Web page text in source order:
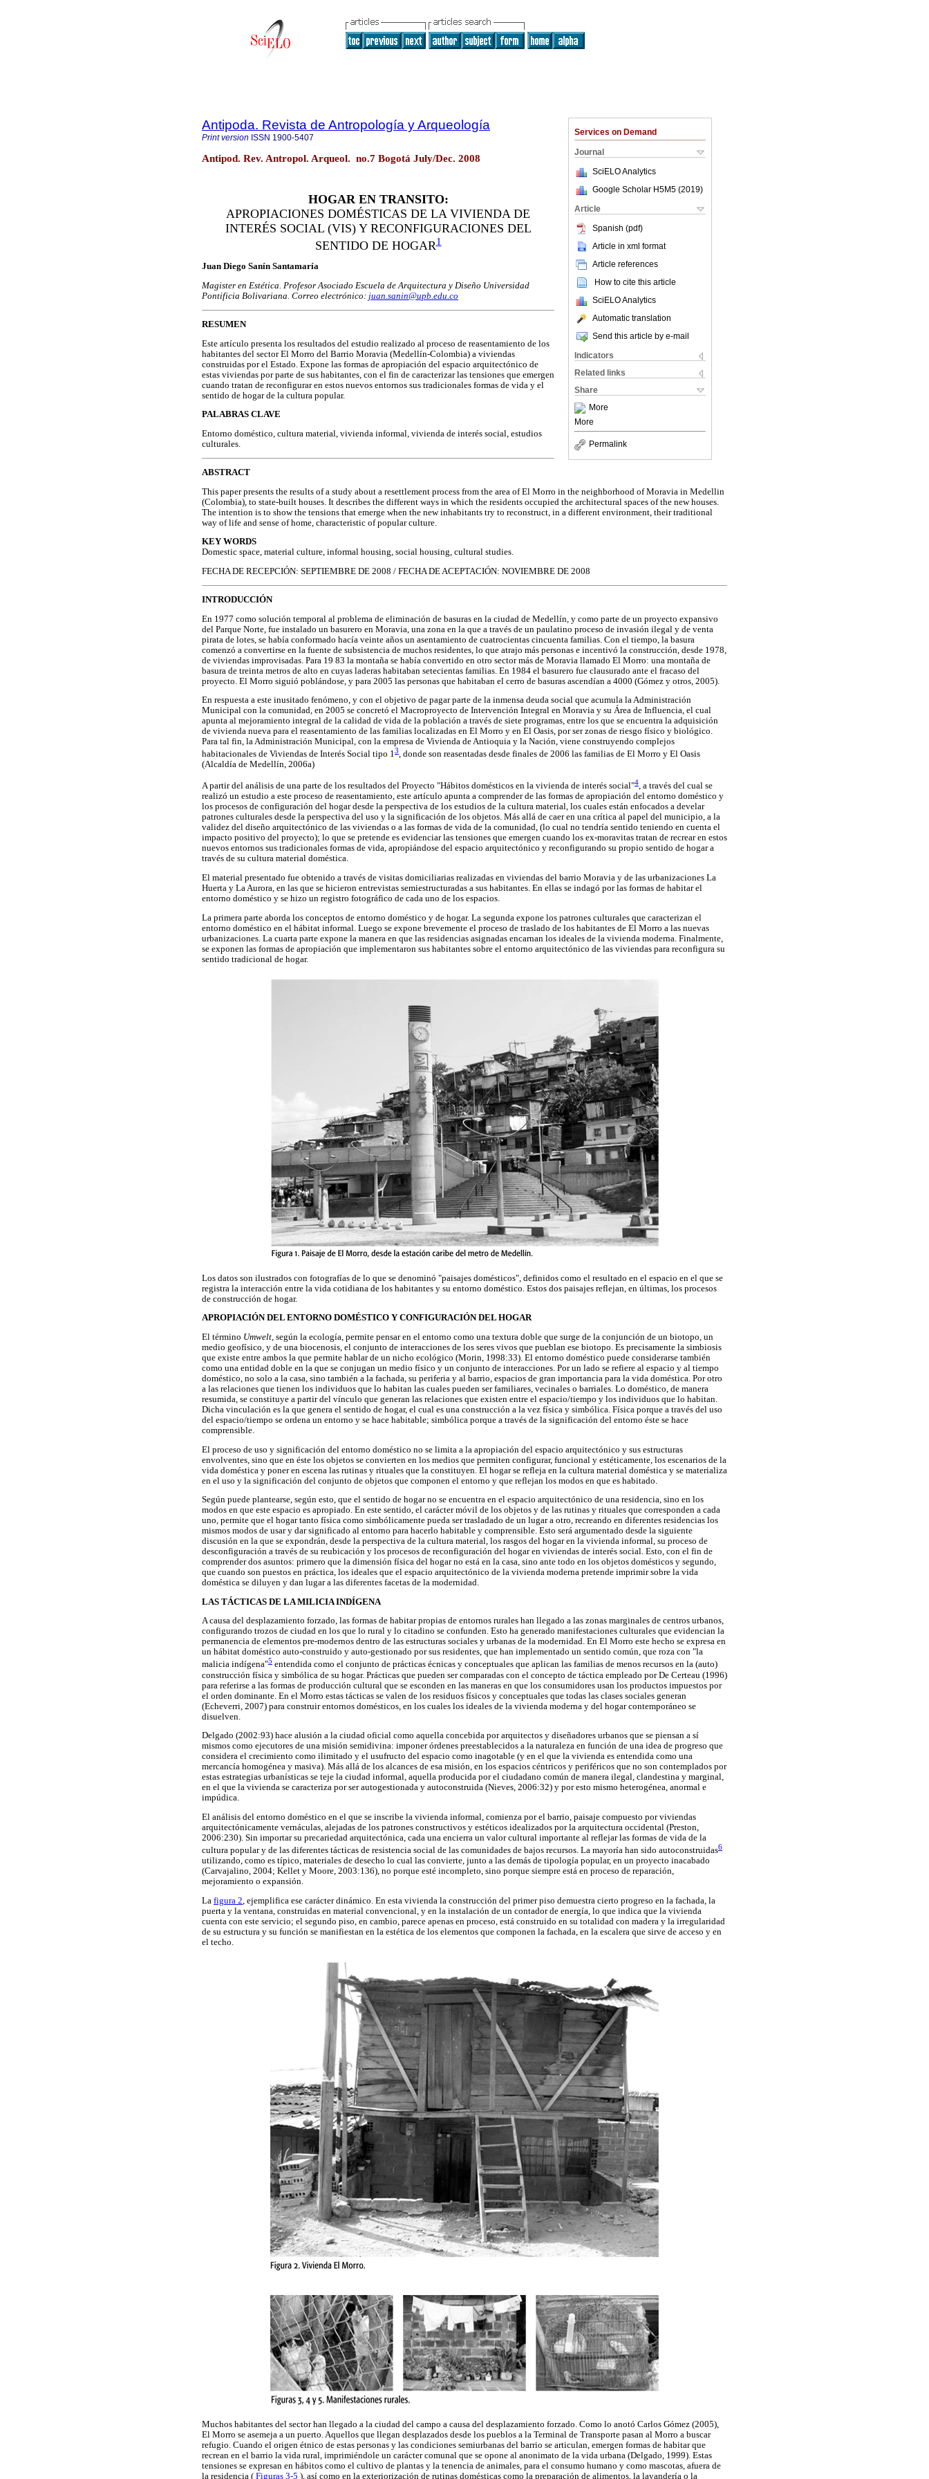
Services on Demand
Journal
SciELO Analytics
Google Scholar H5M5 (2019)
Article
Spanish (pdf)
Article in xml format
Article references
How to cite this article
SciELO Analytics
Automatic translation
Send this article by e-mail
Indicators
Related links
Share
More
More
Permalink
Antipoda. Revista de Antropología y Arqueología
Print version ISSN 1900-5407
Antipod. Rev. Antropol. Arqueol. no.7 Bogotá July/Dec. 2008
HOGAR EN TRANSITO:
APROPIACIONES DOMÉSTICAS DE LA VIVIENDA DE
INTERÉS SOCIAL (VIS) Y RECONFIGURACIONES DEL
SENTIDO DE HOGAR1
Juan Diego Sanín Santamaría
Magister en Estética. Profesor Asociado Escuela de Arquitectura y Diseño Universidad
Pontificia Bolivariana. Correo electrónico: juan.sanin@upb.edu.co
RESUMEN
Este artículo presenta los resultados del estudio realizado al proceso de reasentamiento de los
habitantes del sector El Morro del Barrio Moravia (Medellín-Colombia) a viviendas
construidas por el Estado. Expone las formas de apropiación del espacio arquitectónico de
estas viviendas por parte de sus habitantes, con el fin de caracterizar las tensiones que emergen
cuando tratan de reconfigurar en estos nuevos entornos sus tradicionales formas de vida y el
sentido de hogar de la cultura popular.
PALABRAS CLAVE
Entorno doméstico, cultura material, vivienda informal, vivienda de interés social, estudios
culturales.
ABSTRACT
This paper presents the results of a study about a resettlement process from the area of El Morro in the neighborhood of Moravia in Medellin
(Colombia), to state-built houses. It describes the different ways in which the residents occupied the architectural spaces of the new houses.
The intention is to show the tensions that emerge when the new inhabitants try to reconstruct, in a different environment, their traditional
way of life and sense of home, characteristic of popular culture.
KEY WORDS
Domestic space, material culture, informal housing, social housing, cultural studies.
FECHA DE RECEPCIÓN: SEPTIEMBRE DE 2008 / FECHA DE ACEPTACIÓN: NOVIEMBRE DE 2008
INTRODUCCIÓN
En 1977 como solución temporal al problema de eliminación de basuras en la ciudad de Medellín, y como parte de un proyecto expansivo
del Parque Norte, fue instalado un basurero en Moravia, una zona en la que a través de un paulatino proceso de invasión ilegal y de venta
pirata de lotes, se había conformado hacía veinte años un asentamiento de cuatrocientas cincuenta familias. Con el tiempo, la basura
comenzó a convertirse en la fuente de subsistencia de muchos residentes, lo que atrajo más personas e incentivó la construcción, desde 1978,
de viviendas improvisadas. Para 19 83 la montaña se había convertido en otro sector más de Moravia llamado El Morro: una montaña de
basura de treinta metros de alto en cuyas laderas habitaban setecientas familias. En 1984 el basurero fue clausurado ante el fracaso del
proyecto. El Morro siguió poblándose, y para 2005 las personas que habitaban el cerro de basuras ascendían a 4000 (Gómez y otros, 2005).
En respuesta a este inusitado fenómeno, y con el objetivo de pagar parte de la inmensa deuda social que acumula la Administración
Municipal con la comunidad, en 2005 se concretó el Macroproyecto de Intervención Integral en Moravia y su Área de Influencia, el cual
apunta al mejoramiento integral de la calidad de vida de la población a través de siete programas, entre los que se encuentra la adquisición
de vivienda nueva para el reasentamiento de las familias localizadas en El Morro y en El Oasis, por ser zonas de riesgo físico y biológico.
Para tal fin, la Administración Municipal, con la empresa de Vivienda de Antioquia y la Nación, viene construyendo complejos
habitacionales de Viviendas de Interés Social tipo 13, donde son reasentadas desde finales de 2006 las familias de El Morro y El Oasis
(Alcaldía de Medellín, 2006a)
A partir del análisis de una parte de los resultados del Proyecto "Hábitos domésticos en la vivienda de interés social"4, a través del cual se
realizó un estudio a este proceso de reasentamiento, este artículo apunta a comprender de las formas de apropiación del entorno doméstico y
los procesos de configuración del hogar desde la perspectiva de los estudios de la cultura material, los cuales están enfocados a develar
patrones culturales desde la perspectiva del uso y la significación de los objetos. Más allá de caer en una crítica al papel del municipio, a la
validez del diseño arquitectónico de las viviendas o a las formas de vida de la comunidad, (lo cual no tendría sentido teniendo en cuenta el
impacto positivo del proyecto); lo que se pretende es evidenciar las tensiones que emergen cuando los ex-moravitas tratan de recrear en estos
nuevos entornos sus tradicionales formas de vida, apropiándose del espacio arquitectónico y reconfigurando su propio sentido de hogar a
través de su cultura material doméstica.
El material presentado fue obtenido a través de visitas domiciliarias realizadas en viviendas del barrio Moravia y de las urbanizaciones La
Huerta y La Aurora, en las que se hicieron entrevistas semiestructuradas a sus habitantes. En ellas se indagó por las formas de habitar el
entorno doméstico y se hizo un registro fotográfico de cada uno de los espacios.
La primera parte aborda los conceptos de entorno doméstico y de hogar. La segunda expone los patrones culturales que caracterizan el
entorno doméstico en el hábitat informal. Luego se expone brevemente el proceso de traslado de los habitantes de El Morro a las nuevas
urbanizaciones. La cuarta parte expone la manera en que las residencias asignadas encarnan los ideales de la vivienda moderna. Finalmente,
se exponen las formas de apropiación que implementaron sus habitantes sobre el entorno arquitectónico de las viviendas para reconfigura su
sentido tradicional de hogar.
Los datos son ilustrados con fotografías de lo que se denominó "paisajes domésticos", definidos como el resultado en el espacio en el que se
registra la interacción entre la vida cotidiana de los habitantes y su entorno doméstico. Estos dos paisajes reflejan, en últimas, los procesos
de construcción de hogar.
APROPIACIÓN DEL ENTORNO DOMÉSTICO Y CONFIGURACIÓN DEL HOGAR
El término Umwelt, según la ecología, permite pensar en el entorno como una textura doble que surge de la conjunción de un biotopo, un
medio geofísico, y de una biocenosis, el conjunto de interacciones de los seres vivos que pueblan ese biotopo. Es precisamente la simbiosis
que existe entre ambos la que permite hablar de un nicho ecológico (Morin, 1998:33). El entorno doméstico puede considerarse también
como una entidad doble en la que se conjugan un medio físico y un conjunto de interacciones. Por un lado se refiere al espacio y al tiempo
doméstico, no solo a la casa, sino también a la fachada, su periferia y al barrio, espacios de gran importancia para la vida doméstica. Por otro
a las relaciones que tienen los individuos que lo habitan las cuales pueden ser familiares, vecinales o barriales. Lo doméstico, de manera
resumida, se constituye a partir del vínculo que generan las relaciones que existen entre el espacio/tiempo y los individuos que lo habitan.
Dicha vinculación es la que genera el sentido de hogar, el cual es una construcción a la vez física y simbólica. Física porque a través del uso
del espacio/tiempo se ordena un entorno y se hace habitable; simbólica porque a través de la significación del entorno éste se hace
comprensible.
El proceso de uso y significación del entorno doméstico no se limita a la apropiación del espacio arquitectónico y sus estructuras
envolventes, sino que en éste los objetos se convierten en los medios que permiten configurar, funcional y estéticamente, los escenarios de la
vida doméstica y poner en escena las rutinas y rituales que la constituyen. El hogar se refleja en la cultura material doméstica y se materializa
en el uso y la significación del conjunto de objetos que componen el entorno y que reflejan los modos en que es habitado.
Según puede plantearse, según esto, que el sentido de hogar no se encuentra en el espacio arquitectónico de una residencia, sino en los
modos en que este espacio es apropiado. En este sentido, el carácter móvil de los objetos y de las rutinas y rituales que corresponden a cada
uno, permite que el hogar tanto física como simbólicamente pueda ser trasladado de un lugar a otro, recreando en diferentes residencias los
mismos modos de usar y dar significado al entorno para hacerlo habitable y comprensible. Esto será argumentado desde la siguiente
discusión en la que se expondrán, desde la perspectiva de la cultura material, los rasgos del hogar en la vivienda informal, su proceso de
desconfiguración a través de su reubicación y los procesos de reconfiguración del hogar en viviendas de interés social. Esto, con el fin de
comprender dos asuntos: primero que la dimensión física del hogar no está en la casa, sino ante todo en los objetos domésticos y segundo,
que cuando son puestos en práctica, los ideales que el espacio arquitectónico de la vivienda moderna pretende imprimir sobre la vida
doméstica se diluyen y dan lugar a las diferentes facetas de la modernidad.
LAS TÁCTICAS DE LA MILICIA INDÍGENA
A causa del desplazamiento forzado, las formas de habitar propias de entornos rurales han llegado a las zonas marginales de centros urbanos,
configurando trozos de ciudad en los que lo rural y lo citadino se confunden. Esto ha generado manifestaciones culturales que evidencian la
permanencia de elementos pre-modernos dentro de las estructuras sociales y urbanas de la modernidad. En El Morro este hecho se expresa en
un hábitat doméstico auto-construido y auto-gestionado por sus residentes, que han implementado un sentido común, que roza con "la
malicia indígena"5 entendida como el conjunto de prácticas écnicas y conceptuales que aplican las familias de menos recursos en la (auto)
construcción física y simbólica de su hogar. Prácticas que pueden ser comparadas con el concepto de táctica empleado por De Certeau (1996)
para referirse a las formas de producción cultural que se esconden en las maneras en que los consumidores usan los productos impuestos por
el orden dominante. En el Morro estas tácticas se valen de los residuos físicos y conceptuales que todas las clases sociales generan
(Echeverri, 2007) para construir entornos domésticos, en los cuales los ideales de la vivienda moderna y del hogar contemporáneo se
disuelven.
Delgado (2002:93) hace alusión a la ciudad oficial como aquella concebida por arquitectos y diseñadores urbanos que se piensan a sí
mismos como ejecutores de una misión semidivina: imponer órdenes preestablecidos a la naturaleza en función de una idea de progreso que
considera el crecimiento como ilimitado y el usufructo del espacio como inagotable (y en el que la vivienda es entendida como una
mercancía homogénea y masiva). Más allá de los alcances de esa misión, en los espacios céntricos y periféricos que no son contemplados por
estas estrategias urbanísticas se teje la ciudad informal, aquella producida por el ciudadano común de manera ilegal, clandestina y marginal,
en el que la vivienda se caracteriza por ser autogestionada y autoconstruida (Nieves, 2006:32) y por esto mismo heterogénea, anormal e
impúdica.
El análisis del entorno doméstico en el que se inscribe la vivienda informal, comienza por el barrio, paisaje compuesto por viviendas
arquitectónicamente vernáculas, alejadas de los patrones constructivos y estéticos idealizados por la arquitectura occidental (Preston,
2006:230). Sin importar su precariedad arquitectónica, cada una encierra un valor cultural importante al reflejar las formas de vida de la
cultura popular y de las diferentes tácticas de resistencia social de las comunidades de bajos recursos. La mayoría han sido autoconstruidas6
utilizando, como es típico, materiales de desecho lo cual las convierte, junto a las demás de tipología popular, en un proyecto inacabado
(Carvajalino, 2004; Kellet y Moore, 2003:136), no porque esté incompleto, sino porque siempre está en proceso de reparación,
mejoramiento o expansión.
La figura 2 , ejemplifica ese carácter dinámico. En esta vivienda la construcción del primer piso demuestra cierto progreso en la fachada, la
puerta y la ventana, construidas en material convencional, y en la instalación de un contador de energía, lo que indica que la vivienda
cuenta con este servicio; el segundo piso, en cambio, parece apenas en proceso, está construido en su totalidad con madera y la irregularidad
de su estructura y su función se manifiestan en la estética de los elementos que componen la fachada, en la escalera que sirve de acceso y en
el techo.
Muchos habitantes del sector han llegado a la ciudad del campo a causa del desplazamiento forzado. Como lo anotó Carlos Gómez (2005),
El Morro se asemeja a un puerto. Aquellos que llegan desplazados desde los pueblos a la Terminal de Transporte pasan al Morro a buscar
refugio. Cuando el origen étnico de estas personas y las condiciones semiurbanas del barrio se articulan, emergen formas de habitar que
recrean en el barrio la vida rural, imprimiéndole un carácter comunal que se opone al anonimato de la vida urbana (Delgado, 1999). Estas
tensiones se expresan en hábitos como el cultivo de plantas y la tenencia de animales, para el consumo humano y como mascotas, afuera de
la residencia ( Figuras 3-5 ), así como en la exteriorización de rutinas domésticas como la preparación de alimentos, la lavandería o la